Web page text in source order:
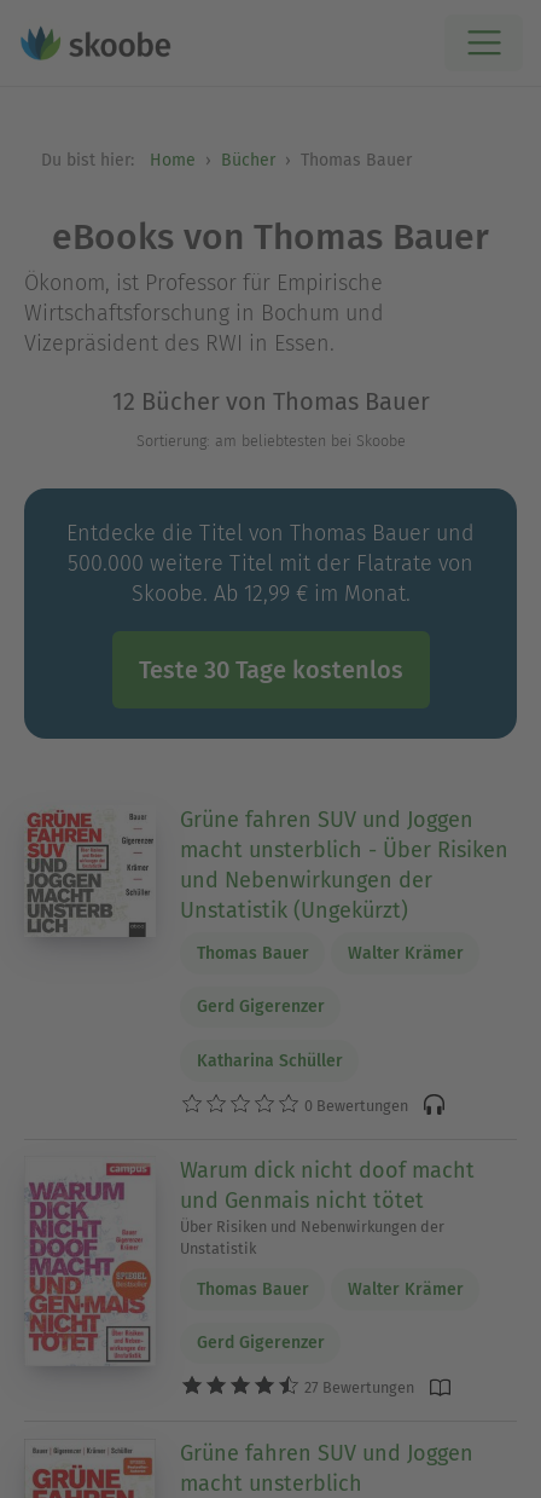
Du bist hier: Home Bücher Thomas Bauer
eBooks von Thomas Bauer
Ökonom, ist Professor für Empirische
Wirtschaftsforschung in Bochum und
Vizepräsident des RWI in Essen.
12 Bücher von Thomas Bauer
Sortierung: am beliebtesten bei Skoobe
Entdecke die Titel von Thomas Bauer und
500.000 weitere Titel mit der Flatrate von
Skoobe. Ab 12,99 € im Monat.
Teste 30 Tage kostenlos
Grüne fahren SUV und Joggen
macht unsterblich - Über Risiken
und Nebenwirkungen der
Unstatistik (Ungekürzt)
Thomas Bauer Walter Krämer
Gerd Gigerenzer
Katharina Schüller
0 Bewertungen
Warum dick nicht doof macht
und Genmais nicht tötet
Über Risiken und Nebenwirkungen der
Unstatistik
Thomas Bauer Walter Krämer
Gerd Gigerenzer
27 Bewertungen
Grüne fahren SUV und Joggen
macht unsterblich